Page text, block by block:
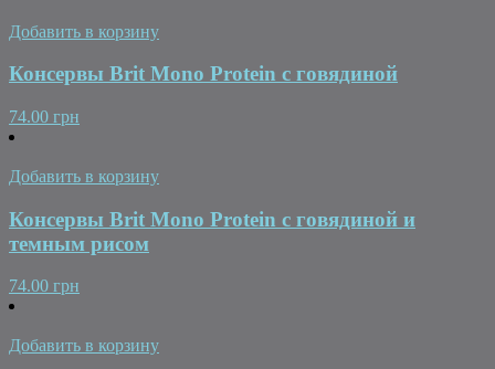
Добавить в корзину
Консервы Brit Mono Protein с говядиной
74.00 грн
Добавить в корзину
Консервы Brit Mono Protein с говядиной и
темным рисом
74.00 грн
Добавить в корзину